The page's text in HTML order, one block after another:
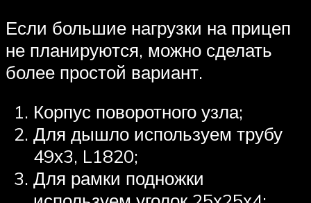
Если большие нагрузки на прицеп
не планируются, можно сделать
более простой вариант.
Корпус поворотного узла;
Для дышло используем трубу
49х3, L1820;
Для рамки подножки